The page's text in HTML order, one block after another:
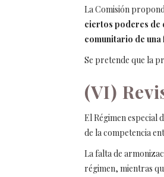
La Comisión
ciertos poderes de
comunitario de
Se pretende que la
(VI)
El Régimen especial
de la competencia
La falta de
régimen, mientras